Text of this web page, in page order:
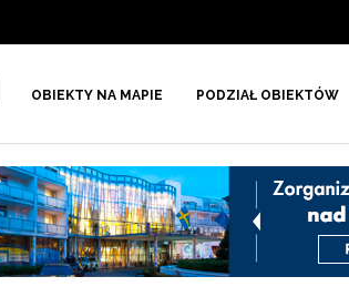
OBIEKTY NA MAPIE PODZIAŁ OBIEKTÓW